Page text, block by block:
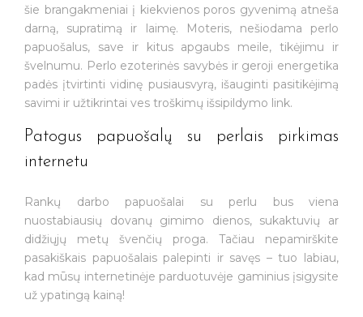
šie brangakmeniai į kiekvienos poros gyvenimą atneša
darną, supratimą ir laimę. Moteris, nešiodama perlo
papuošalus, save ir kitus apgaubs meile, tikėjimu ir
švelnumu. Perlo ezoterinės savybės ir geroji energetika
padės įtvirtinti vidinę pusiausvyrą, išauginti pasitikėjimą
savimi ir užtikrintai ves troškimų išsipildymo link.
Patogus papuošalų su perlais pirkimas
internetu
Rankų darbo papuošalai su perlu bus viena
nuostabiausių dovanų gimimo dienos, sukaktuvių ar
didžiųjų metų švenčių proga. Tačiau nepamirškite
pasakiškais papuošalais palepinti ir savęs – tuo labiau,
kad mūsų internetinėje parduotuvėje gaminius įsigysite
už ypatingą kainą!